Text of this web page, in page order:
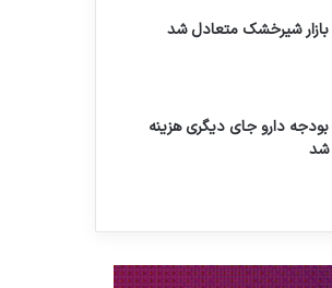
بازار شیرخشک متعادل شد
بودجه دارو جای دیگری هزینه
شد